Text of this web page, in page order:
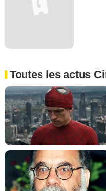
Toutes les actus